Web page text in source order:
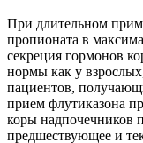
При длительном
пропионата в
секреция гормонов
нормы как у
пациентов,
прием флутиказона
коры надпочечников
предшествующее и